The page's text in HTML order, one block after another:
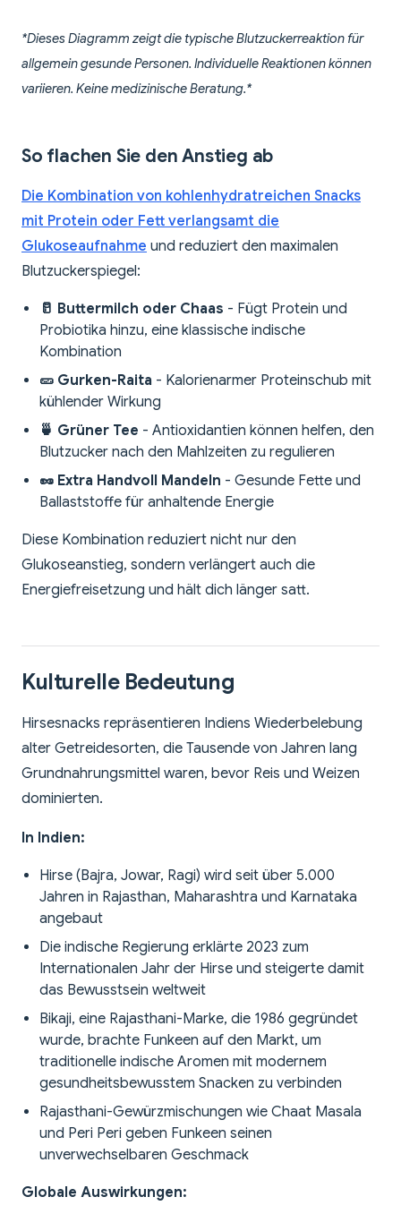
*Dieses Diagramm zeigt die typische Blutzuckerreaktion für
allgemein gesunde Personen. Individuelle Reaktionen können
variieren. Keine medizinische Beratung.*
So flachen Sie den Anstieg ab
Die Kombination von kohlenhydratreichen Snacks
mit Protein oder Fett verlangsamt die
Glukoseaufnahme und reduziert den maximalen
Blutzuckerspiegel:
🥛 Buttermilch oder Chaas - Fügt Protein und
Probiotika hinzu, eine klassische indische
Kombination
🥒 Gurken-Raita - Kalorienarmer Proteinschub mit
kühlender Wirkung
🍵 Grüner Tee - Antioxidantien können helfen, den
Blutzucker nach den Mahlzeiten zu regulieren
🥜 Extra Handvoll Mandeln - Gesunde Fette und
Ballaststoffe für anhaltende Energie
Diese Kombination reduziert nicht nur den
Glukoseanstieg, sondern verlängert auch die
Energiefreisetzung und hält dich länger satt.
Kulturelle Bedeutung
Hirsesnacks repräsentieren Indiens Wiederbelebung
alter Getreidesorten, die Tausende von Jahren lang
Grundnahrungsmittel waren, bevor Reis und Weizen
dominierten.
In Indien:
Hirse (Bajra, Jowar, Ragi) wird seit über 5.000
Jahren in Rajasthan, Maharashtra und Karnataka
angebaut
Die indische Regierung erklärte 2023 zum
Internationalen Jahr der Hirse und steigerte damit
das Bewusstsein weltweit
Bikaji, eine Rajasthani-Marke, die 1986 gegründet
wurde, brachte Funkeen auf den Markt, um
traditionelle indische Aromen mit modernem
gesundheitsbewusstem Snacken zu verbinden
Rajasthani-Gewürzmischungen wie Chaat Masala
und Peri Peri geben Funkeen seinen
unverwechselbaren Geschmack
Globale Auswirkungen: